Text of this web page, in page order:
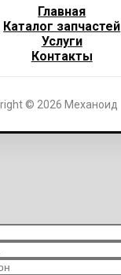
Главная
Каталог запчастей
Услуги
Контакты
© 2026 Механоид